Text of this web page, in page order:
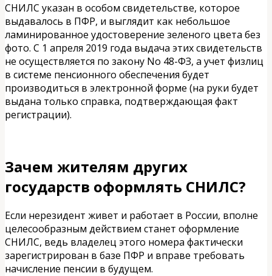
СНИЛС указан в особом свидетельстве, которое
выдавалось в ПФР, и выглядит как небольшое
ламинированное удостоверение зеленого цвета без
фото. C 1 апреля 2019 года выдача этих свидетельств
не осуществляется по закону No 48-ФЗ, а учет физлиц
в системе пенсионного обеспечения будет
производиться в электронной форме (на руки будет
выдана только справка, подтверждающая факт
регистрации).
Зачем жителям других
государств оформлять СНИЛС?
Если нерезидент живет и работает в России, вполне
целесообразным действием станет оформление
СНИЛС, ведь владелец этого номера фактически
зарегистрирован в базе ПФР и вправе требовать
начисление пенсии в будущем.